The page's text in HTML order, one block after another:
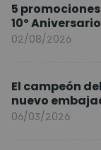
5
10º
02/08/2026
El campeón
nuevo
Europa
06/03/2026